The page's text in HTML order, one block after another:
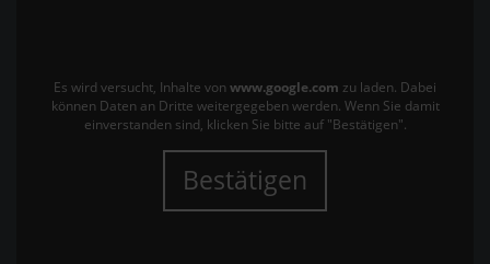
Es wird versucht, Inhalte von www.google.com zu laden. Dabei
können Daten an Dritte weitergegeben werden. Wenn Sie damit
einverstanden sind, klicken Sie bitte auf "Bestätigen".
Bestätigen